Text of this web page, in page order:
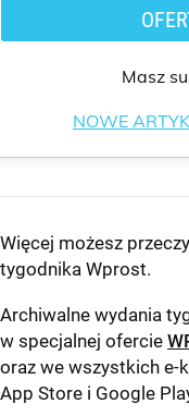
Masz
NOWE
Więcej możesz
tygodnika Wprost.
Archiwalne wydania
w specjalnej ofercie
oraz we wszystkich e-
App Store i Google